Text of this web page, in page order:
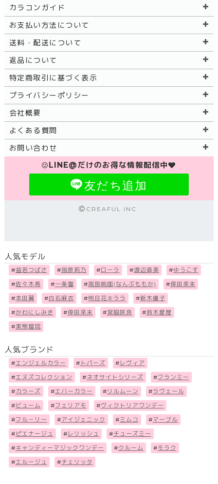
カラコンガイド
お支払い方法について
送料・配送について
返品について
特定商取引に基づく表示
プライバシーポリシー
会社概要
よくある質問
お問い合わせ
LINE@だけのお得な情報配信中
友だち追加
CREAFUL INC.
人気モデル
#益若つばさ #指原莉乃 #ローラ #渡辺直美 #ゆうこす
#佐々木希 #一条響 #南部桃伽(なんぶももか) #倖田來未
#本田翼 #白石麻衣 #明日花キララ #新木優子
#かわにしみき #倖田來未 #宮脇咲良 #鈴木愛理
#実熊瑠琉
人気ブランド
#エンジェルカラー # トパーズ # レヴィア
#エヌズコレクション #ネオサイトシリーズ #フランミー
# カラーズ #エバーカラー # リルムーン #ラヴェール
# ビューム #フェリアモ #ヴィクトリアワンデー
#フル－リー #アイジェニック #ミムコ #マーブル
# ピエナージュ # レリッシュ #チューズミー
#キャンディーマジックワンデー #クルーム #モラク
#エルージュ #チェリッタ